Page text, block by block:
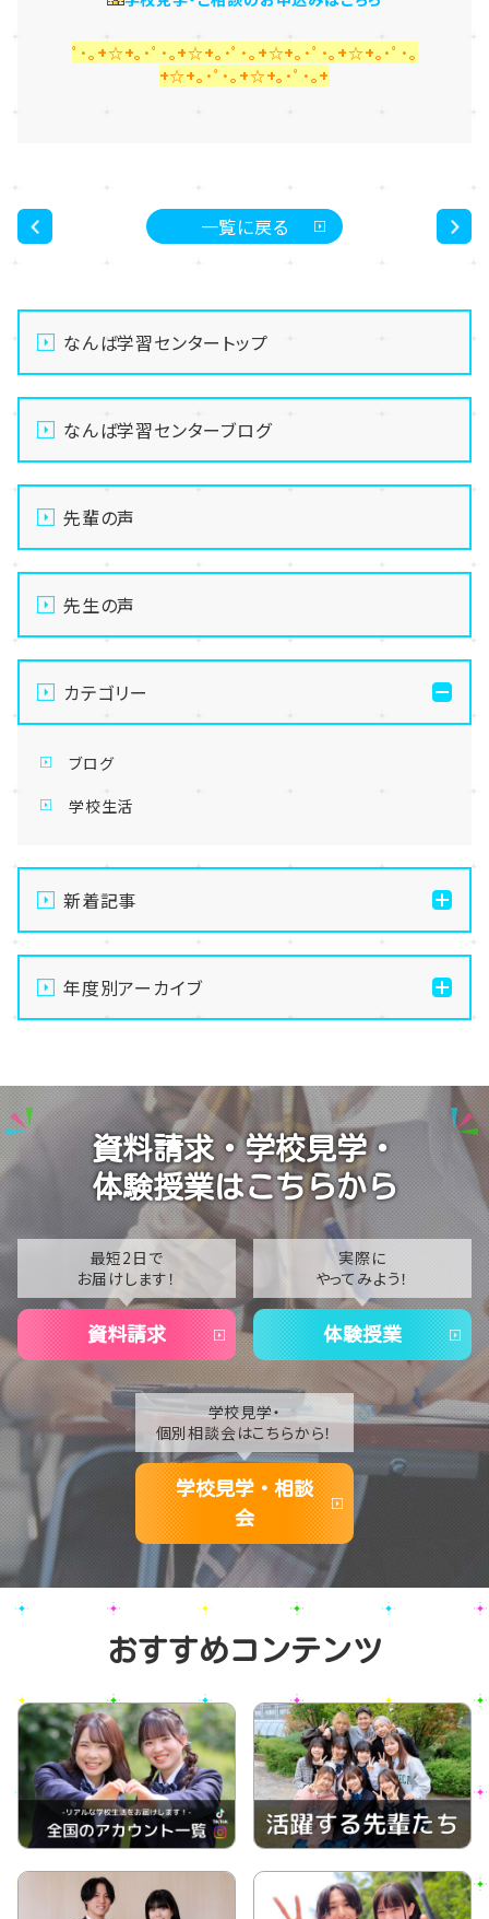
ﾟ･｡+☆+｡･ﾟ･｡+☆+｡･ﾟ･｡+☆+｡･ﾟ･｡+☆+｡･ﾟ･｡
+☆+｡･ﾟ･｡+☆+｡･ﾟ･｡+
一覧に戻る
なんば学習センタートップ
なんば学習センターブログ
先輩の声
先生の声
カテゴリー
ブログ
学校生活
新着記事
【なんば】キラリと輝く宝物✨「光るハーバリウム」作り
に挑戦しました！
【なんば】校舎紹介の「自習室編」✨
温かいお出迎えで素敵な1日に🌷
【なんば】夏季休校期間のお知らせ🍉
【なんば】抜群のアクセス！なんば学習センターは駅チ
カ通学が叶います✨
年度別アーカイブ
2025
2024
2023
2021
2020
資料請求・学校見学・
体験授業はこちらから
最短2日で
お届けします！
資料請求
実際に
やってみよう！
体験授業
学校見学・
個別相談会はこちらから！
学校見学・相談
会
おすすめコンテンツ